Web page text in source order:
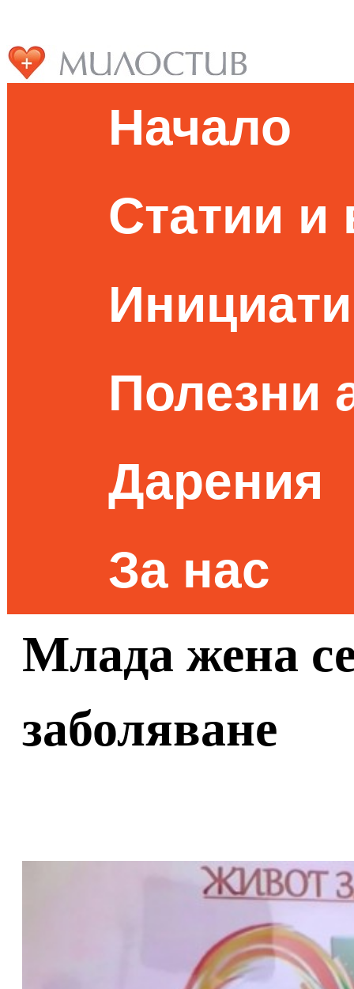
Начало
Статии и
Полезни
Дарения
За нас
Млада жена
заболяване